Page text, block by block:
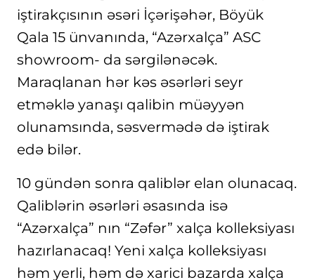
iştirakçısının əsəri İçərişəhər, Böyük
Qala 15 ünvanında, “Azərxalça” ASC
showroom- da sərgilənəcək.
Maraqlanan hər kəs əsərləri seyr
etməklə yanaşı qalibin müəyyən
olunamsında, səsvermədə də iştirak
edə bilər.
10 gündən sonra qaliblər elan olunacaq.
Qaliblərin əsərləri əsasında isə
“Azərxalça” nın “Zəfər” xalça kolleksiyası
hazırlanacaq! Yeni xalça kolleksiyası
həm yerli, həm də xarici bazarda xalça